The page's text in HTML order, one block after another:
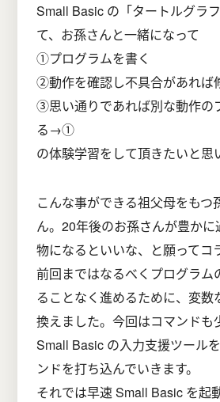
Small Basic の「タートルグラ
て、お孫さんと一緒になって
①プログラムを書く
②動作を確認し不具合があれ
③思い通りであれば別な動作の
る→①
の体験学習をして頂きたいと思
こんな事ができる祖父母をもつ
ん。20年後のお孫さんが豊かに
物になるといいな、と願ってコ
前回まではなるべくプログラム
ることなく進めるために、変数
換えました。今回はコマンドも
Small Basic の入力支援ツール
ンドを打ち込んでいきます。
それでは早速 Small Basic を起